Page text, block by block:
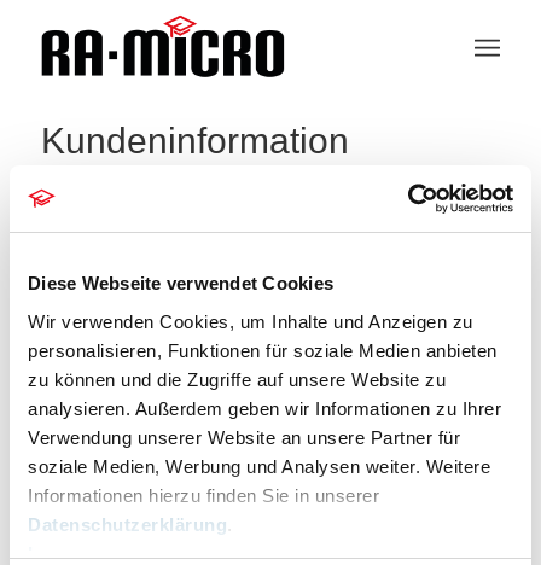
Diese Webseite verwendet Cookies
Wir verwenden Cookies, um Inhalte und Anzeigen zu
personalisieren, Funktionen für soziale Medien anbieten
zu können und die Zugriffe auf unsere Website zu
analysieren. Außerdem geben wir Informationen zu Ihrer
Verwendung unserer Website an unsere Partner für
soziale Medien, Werbung und Analysen weiter. Weitere
Informationen hierzu finden Sie in unserer
Datenschutzerklärung.
Impressum
Kundeninformation
leider nicht verfügbar. Wollen Sie eine neue Suche
starten?
Um die besten Suchergebnisse zu erhalten,
beachten Sie bitte folgende Hinweise:
Überprüfen Sie die Rechtschreibung sorgfaltig
Versuchen Sie es mit einem ähnlichen